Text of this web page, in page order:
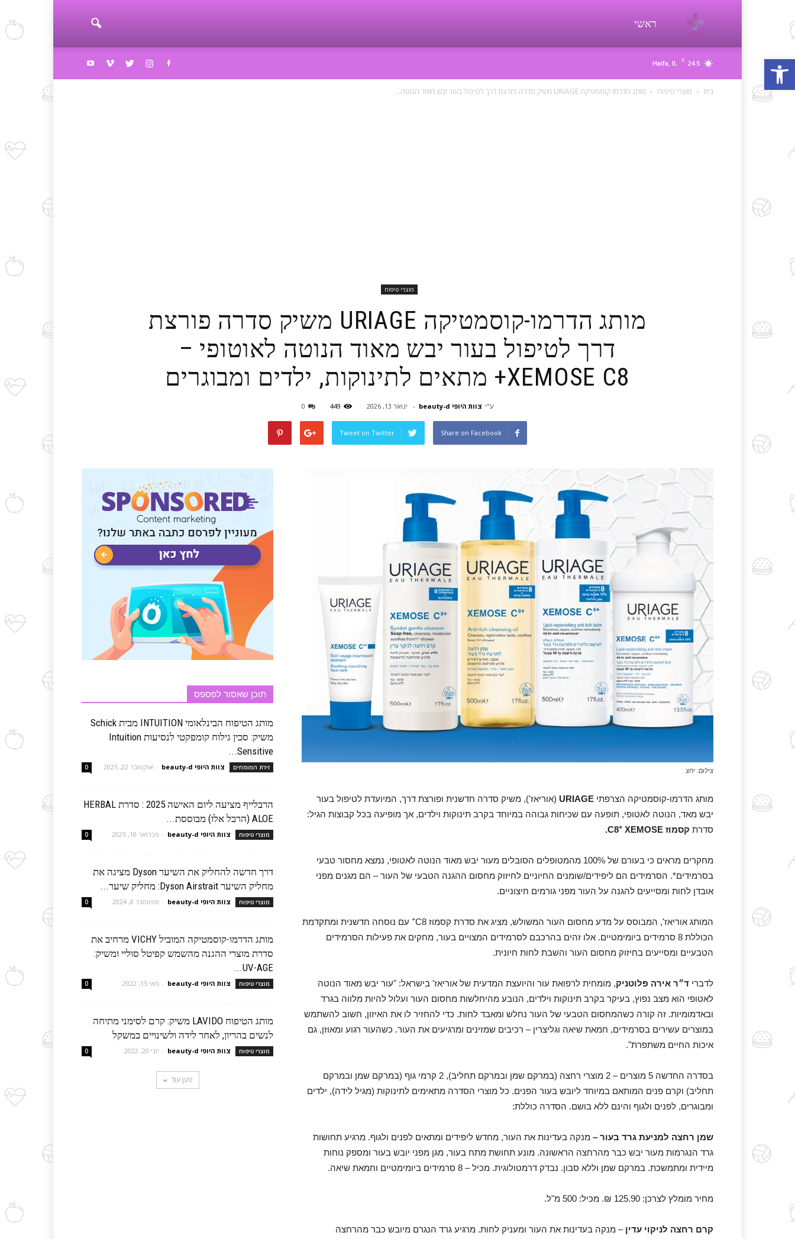
פתח סרגל נגישות
פורטל
ראשי
24.5
C
Haifa, IL
בית מוצרי טיפוח מותג הדרמו-קוסמטיקה URIAGE משיק סדרה פורצת דרך לטיפול בעור יבש מאוד הנוטה...
מוצרי טיפוח
מותג הדרמו-קוסמטיקה URIAGE משיק סדרה פורצת
דרך לטיפול בעור יבש מאוד הנוטה לאוטופי –
XEMOSE C8+ מתאים לתינוקות, ילדים ומבוגרים
ע"י צוות היופי beauty-d - ינואר 13, 2026 449
0
Share on Facebook
Tweet on Twitter
צילום: יחצ
מותג הדרמו-קוסמטיקה הצרפתי URIAGE (אוריאז'), משיק סדרה חדשנית ופורצת דרך, המיועדת לטיפול בעור
יבש מאד, הנוטה לאטופי, תופעה עם שכיחות גבוהה במיוחד בקרב תינוקות וילדים, אך מופיעה בכל קבוצות הגיל:
סדרת קסמוז C8+ XEMOSE
.
מחקרים מראים כי בעורם של 100% מהמטופלים הסובלים מעור יבש מאוד הנוטה לאטופי, נמצא מחסור טבעי
בסרמידים*. הסרמידים הם ליפידים/שומנים החיוניים לחיזוק מחסום ההגנה הטבעי של העור – הם מגנים מפני
אובדן לחות ומסייעים להגנה על העור מפני גורמים חיצוניים.
המותג אוריאז', המבוסס על מדע מחסום העור המשולש, מציג את סדרת קסמוז C8 + עם נוסחה חדשנית ומתקדמת
הכוללת 8 סרמידים ביומימטיים. אלו זהים בהרכבם לסרמידים המצויים בעור, מחקים את פעילות הסרמידים
הטבעיים ומסייעים בחיזוק מחסום העור והשבת לחות חיונית.
לדברי ד״ר אירה פלוטניק, מומחית לרפואת עור והיועצת המדעית של אוריאז' בישראל: "עור יבש מאוד הנוטה
לאטופי הוא מצב נפוץ, בעיקר בקרב תינוקות וילדים, הנובע מהיחלשות מחסום העור ועלול להיות מלווה בגרד
ובאדמומיות. זה קורה כשהמחסום הטבעי של העור נחלש ומאבד לחות. כדי להחזיר לו את האיזון, חשוב להשתמש
במוצרים עשירים בסרמידים, חמאת שיאה וגליצרין – רכיבים שמזינים ומרגיעים את העור. כשהעור רגוע ומאוזן, גם
איכות החיים משתפרת".
בסדרה החדשה 5 מוצרים – 2 מוצרי רחצה (במרקם שמן ובמרקם תחליב), 2 קרמי גוף (במרקם שמן ובמרקם
תחליב) וקרם פנים המותאם במיוחד ליובש בעור הפנים. כל מוצרי הסדרה מתאימים לתינוקות (מגיל לידה), ילדים
ומבוגרים, לפנים ולגוף והינם ללא בושם. הסדרה כוללת:
שמן רחצה למניעת גרד בעור – מנקה בעדינות את העור, מחדש ליפידים ומתאים לפנים ולגוף. מרגיע תחושות
גרד הנגרמות מעור יבש כבר מהרחצה הראשונה. מונע תחושת מתח בעור, מגן מפני יובש בעור ומספק נוחות
מיידית ומתמשכת. במרקם שמן וללא סבון. נבדק דרמטולוגית. מכיל – 8 סרמידים ביומימטיים וחמאת שיאה.
מחיר מומלץ לצרכן: 125.90 ₪. מכיל: 500 מ"ל.
קרם רחצה לניקוי עדין – מנקה בעדינות את העור ומעניק לחות. מרגיע גרד הנגרם מיובש כבר מהרחצה
תוכן שאסור לפספס
מותג הטיפוח הבינלאומי INTUITION מבית Schick
משיק: סכין גילוח קומפקטי לנסיעות Intuition
Sensitive...
זירת המומחים צוות היופי beauty-d - אוקטובר 22, 2025 0
הרבלייף מציעה ליום האישה 2025 : סדרת HERBAL
ALOE (הרבל אלו) מבוססת...
מוצרי טיפוח צוות היופי beauty-d - פברואר 10, 2025 0
דרך חדשה להחליק את השיער Dyson מציגה את
מחליק השיער Dyson Airstrait: מחליק שיער...
מוצרי טיפוח צוות היופי beauty-d - ספטמבר 8, 2024 0
מותג הדרמו-קוסמטיקה המוביל VICHY מרחיב את
סדרת מוצרי ההגנה מהשמש קפיטל סוליי ומשיק:
UV-AGE...
מוצרי טיפוח צוות היופי beauty-d - מאי 15, 2022 0
מותג הטיפוח LAVIDO משיק: קרם לסימני מתיחה
לנשים בהריון, לאחר לידה ולשינויים במשקל
מוצרי טיפוח צוות היופי beauty-d - יוני 20, 2022 0
טען עוד